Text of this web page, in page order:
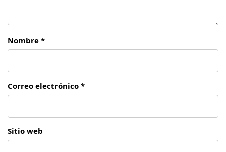
Nombre *
Correo electrónico *
Sitio web